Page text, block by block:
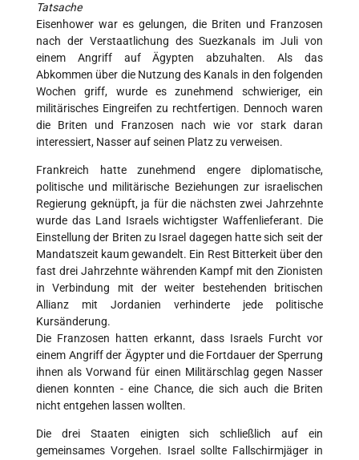
Tatsache
Eisenhower war es gelungen, die Briten und Franzosen
nach der Verstaatlichung des Suezkanals im Juli von
einem Angriff auf Ägypten abzuhalten. Als das
Abkommen über die Nutzung des Kanals in den folgenden
Wochen griff, wurde es zunehmend schwieriger, ein
militärisches Eingreifen zu rechtfertigen. Dennoch waren
die Briten und Franzosen nach wie vor stark daran
interessiert, Nasser auf seinen Platz zu verweisen.
Frankreich hatte zunehmend engere diplomatische,
politische und militärische Beziehungen zur israelischen
Regierung geknüpft, ja für die nächsten zwei Jahrzehnte
wurde das Land Israels wichtigster Waffenlieferant. Die
Einstellung der Briten zu Israel dagegen hatte sich seit der
Mandatszeit kaum gewandelt. Ein Rest Bitterkeit über den
fast drei Jahrzehnte währenden Kampf mit den Zionisten
in Verbindung mit der weiter bestehenden britischen
Allianz mit Jordanien verhinderte jede politische
Kursänderung.
Die Franzosen hatten erkannt, dass Israels Furcht vor
einem Angriff der Ägypter und die Fortdauer der Sperrung
ihnen als Vorwand für einen Militärschlag gegen Nasser
dienen konnten - eine Chance, die sich auch die Briten
nicht entgehen lassen wollten.
Die drei Staaten einigten sich schließlich auf ein
gemeinsames Vorgehen. Israel sollte Fallschirmjäger in